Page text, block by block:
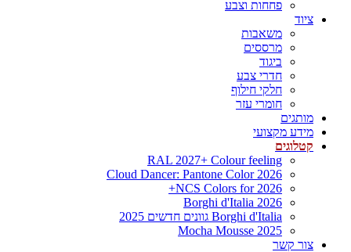
פחחות וצבע
ציוד
משאבות
מרססים
ביגוד
חדרי צבע
חלקי חילוף
חומרי עזר
מותגים
מידע מקצועי
קטלוגים
RAL 2027+ Colour feeling
Cloud Dancer: Pantone Color 2026
NCS Colors for 2026+
Borghi d'Italia 2026
Borghi d'Italia גוונים חדשים 2025
Mocha Mousse 2025
צור קשר